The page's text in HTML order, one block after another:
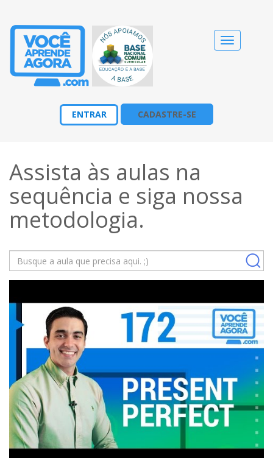
Alternar
navegação
ENTRAR CADASTRE-SE
Assista às aulas na
sequência e siga nossa
metodologia.